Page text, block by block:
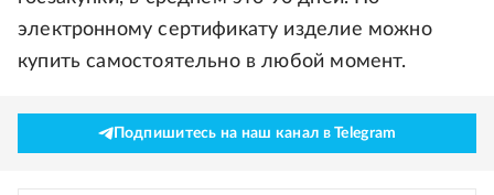
электронному сертификату изделие можно
купить самостоятельно в любой момент.
Подпишитесь на наш канал в Telegram